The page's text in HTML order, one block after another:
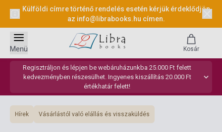
Külföldi címre történő rendelés esetén kérjük érdeklődjön
az info@librabooks.hu címen.
Regisztráljon és lépjen be webáruházunkba 25.000 Ft felett
kedvezményben részesülhet. Ingyenes kiszállítás 20.000 Ft
értékhatár felett!
Menü Kosár
Hírek Vásárlástól való elállás és visszaküldés